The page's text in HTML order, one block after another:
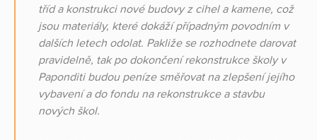
tříd a konstrukci nové budovy z cihel a kamene, což
jsou materiály, které dokáží případným povodním v
dalších letech odolat. Pakliže se rozhodnete darovat
pravidelně, tak po dokončení rekonstrukce školy v
Paponditi budou peníze směřovat na zlepšení jejího
vybavení a do fondu na rekonstrukce a stavbu
nových škol.